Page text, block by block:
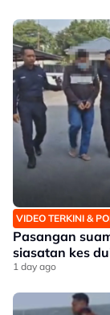
VIDEO TERKINI &
Pasangan
siasatan kes
1 day ago